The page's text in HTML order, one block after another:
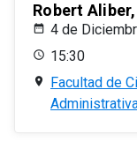
Robert
4 de
15:30
Facultad de